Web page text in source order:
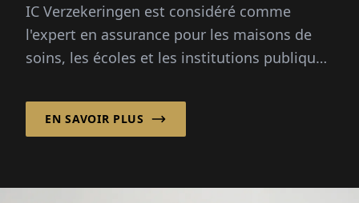
IC Verzekeringen est considéré comme
l'expert en assurance pour les maisons de
soins, les écoles et les institutions publiques
EN SAVOIR PLUS